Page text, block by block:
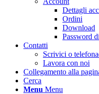
Dettagli
Ordini
Download
Password
Contatti
Scrivici o
Lavora con noi
Collegamento alla
Cerca
Menu Menu